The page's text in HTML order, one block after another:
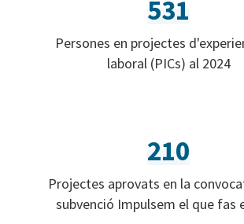
531
Persones en projectes
laboral (PICs) al 2024
210
Projectes aprovats en la
subvenció Impulsem el que fas